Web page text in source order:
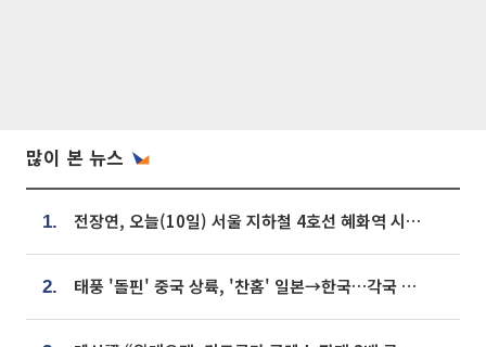
많이 본 뉴스
1. 전장연, 오늘(10일) 서울 지하철 4호선 혜화역 시위…1호선 용산역 무정차
2. 태풍 '돌핀' 중국 상륙, '찬홈' 일본→한국…각국 기상청 예상 경로는?